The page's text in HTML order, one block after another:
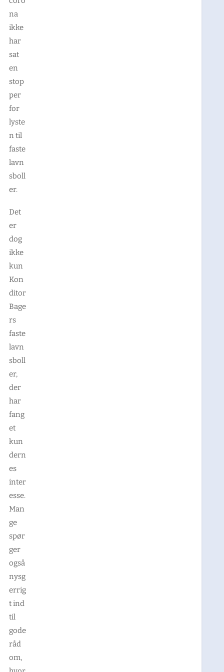
na
ikke
har
sat
en
stop
per
for
lyste
n til
faste
lavn
sboll
er.
Det
er
dog
ikke
kun
Kon
ditor
Bage
rs
faste
lavn
sboll
er,
der
har
fang
et
kun
dern
es
inter
esse.
Man
ge
spør
ger
også
nysg
errig
t ind
til
gode
råd
om,